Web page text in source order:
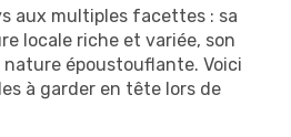
aux multiples facettes : sa
locale riche et variée, son
époustouflante. Voici
à garder en tête lors de